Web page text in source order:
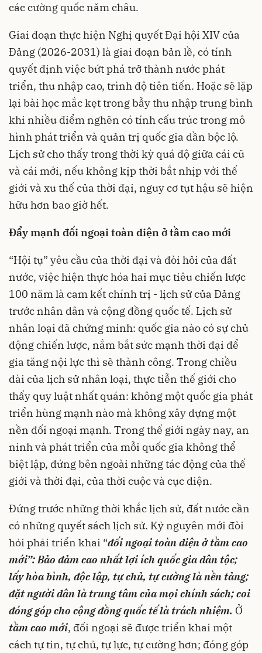
các cường quốc năm châu.
Giai đoạn thực hiện Nghị quyết Đại hội XIV của
Đảng (2026-2031) là giai đoạn bản lề, có tính
quyết định việc bứt phá trở thành nước phát
triển, thu nhập cao, trình độ tiên tiến. Hoặc sẽ lặp
lại bài học mắc kẹt trong bẫy thu nhập trung bình
khi nhiều điểm nghẽn có tính cấu trúc trong mô
hình phát triển và quản trị quốc gia dần bộc lộ.
Lịch sử cho thấy trong thời kỳ quá độ giữa cái cũ
và cái mới, nếu không kịp thời bắt nhịp với thế
giới và xu thế của thời đại, nguy cơ tụt hậu sẽ hiện
hữu hơn bao giờ hết.
Đẩy mạnh đối ngoại toàn diện ở tầm cao mới
“Hội tụ” yêu cầu của thời đại và đòi hỏi của đất
nước, việc hiện thực hóa hai mục tiêu chiến lược
100 năm là cam kết chính trị - lịch sử của Đảng
trước nhân dân và cộng đồng quốc tế. Lịch sử
nhân loại đã chứng minh: quốc gia nào có sự chủ
động chiến lược, nắm bắt sức mạnh thời đại để
gia tăng nội lực thì sẽ thành công. Trong chiều
dài của lịch sử nhân loại, thực tiễn thế giới cho
thấy quy luật nhất quán: không một quốc gia phát
triển hùng mạnh nào mà không xây dựng một
nền đối ngoại mạnh. Trong thế giới ngày nay, an
ninh và phát triển của mỗi quốc gia không thể
biệt lập, đứng bên ngoài những tác động của thế
giới và thời đại, của thời cuộc và cục diện.
Đứng trước những thời khắc lịch sử, đất nước cần
có những quyết sách lịch sử. Kỷ nguyên mới đòi
hỏi phải triển khai “đối ngoại toàn diện ở tầm cao
mới”: Bảo đảm cao nhấtlợi ích quốc gia dân tộc;
lấy hòa bình, độc lập, tự chủ, tự cường là nền tảng;
đặt người dân là trung tâm của mọi chính sách; coi
đóng góp cho cộng đồng quốc tế là trách nhiệm. Ở
tầm cao mới, đối ngoại sẽ được triển khai một
cách tự tin, tự chủ, tự lực, tự cường hơn; đóng góp